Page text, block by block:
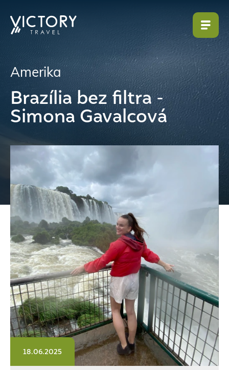
Amerika
Brazília bez filtra -
Simona Gavalcová
18.06.2025